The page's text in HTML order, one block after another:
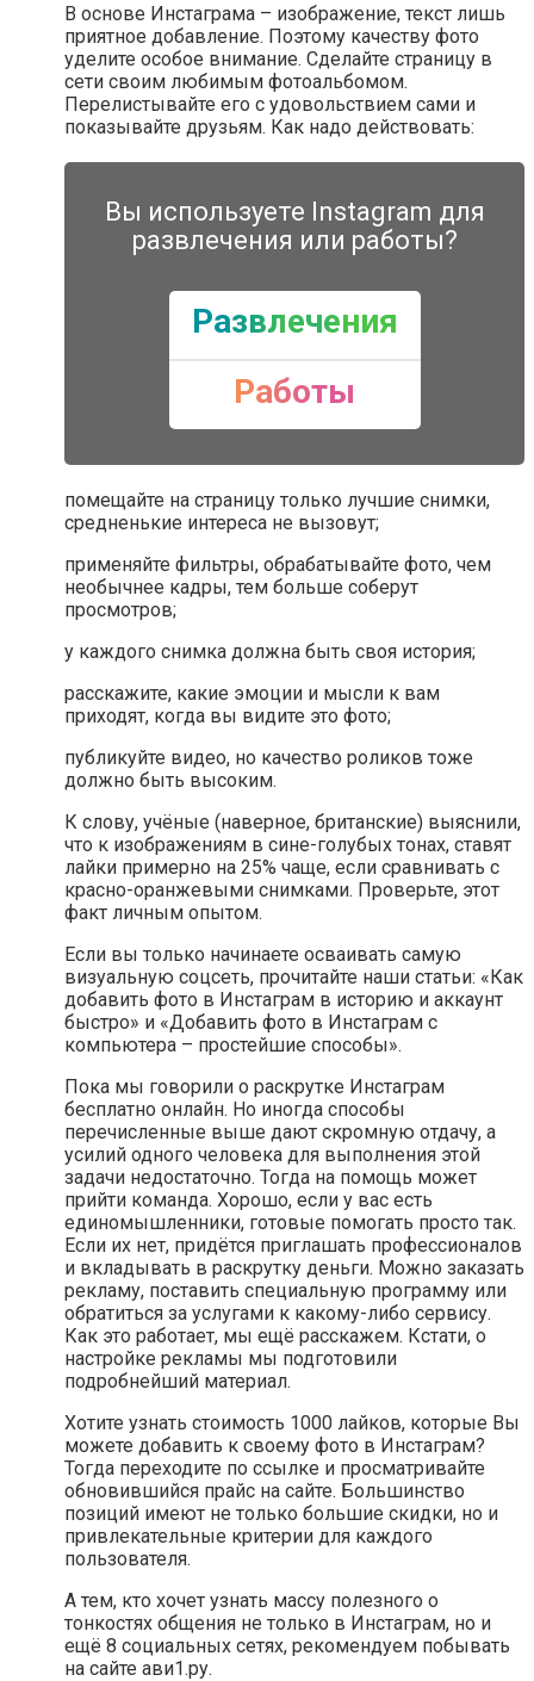
В основе Инстаграма – изображение, текст лишь
приятное добавление. Поэтому качеству фото
уделите особое внимание. Сделайте страницу в
сети своим любимым фотоальбомом.
Перелистывайте его с удовольствием сами и
показывайте друзьям. Как надо действовать:
Вы используете Instagram для
развлечения или работы?
Развлечения
Работы
помещайте на страницу только лучшие снимки,
средненькие интереса не вызовут;
применяйте фильтры, обрабатывайте фото, чем
необычнее кадры, тем больше соберут
просмотров;
у каждого снимка должна быть своя история;
расскажите, какие эмоции и мысли к вам
приходят, когда вы видите это фото;
публикуйте видео, но качество роликов тоже
должно быть высоким.
К слову, учёные (наверное, британские) выяснили,
что к изображениям в сине-голубых тонах, ставят
лайки примерно на 25% чаще, если сравнивать с
красно-оранжевыми снимками. Проверьте, этот
факт личным опытом.
Если вы только начинаете осваивать самую
визуальную соцсеть, прочитайте наши статьи: «Как
добавить фото в Инстаграм в историю и аккаунт
быстро» и «Добавить фото в Инстаграм с
компьютера – простейшие способы».
Пока мы говорили о раскрутке Инстаграм
бесплатно онлайн. Но иногда способы
перечисленные выше дают скромную отдачу, а
усилий одного человека для выполнения этой
задачи недостаточно. Тогда на помощь может
прийти команда. Хорошо, если у вас есть
единомышленники, готовые помогать просто так.
Если их нет, придётся приглашать профессионалов
и вкладывать в раскрутку деньги. Можно заказать
рекламу, поставить специальную программу или
обратиться за услугами к какому-либо сервису.
Как это работает, мы ещё расскажем. Кстати, о
настройке рекламы мы подготовили
подробнейший материал.
Хотите узнать стоимость 1000 лайков, которые Вы
можете добавить к своему фото в Инстаграм?
Тогда переходите по ссылке и просматривайте
обновившийся прайс на сайте. Большинство
позиций имеют не только большие скидки, но и
привлекательные критерии для каждого
пользователя.
А тем, кто хочет узнать массу полезного о
тонкостях общения не только в Инстаграм, но и
ещё 8 социальных сетях, рекомендуем побывать
на сайте ави1.ру.